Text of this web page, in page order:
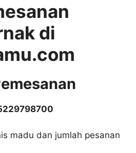
di
madu dan jumlah pesanan